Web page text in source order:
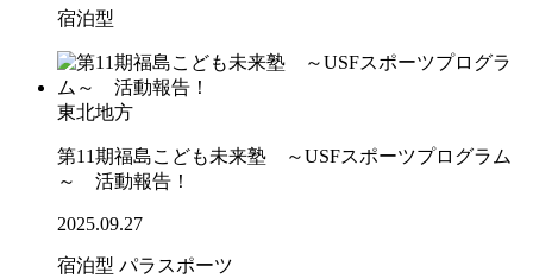
宿泊型
東北地方
第11期福島こども未来塾 ～USFスポーツプログラム
～ 活動報告！
2025.09.27
宿泊型 パラスポーツ